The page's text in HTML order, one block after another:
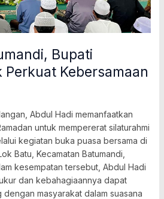
Bupati
Perkuat Kebersamaan
Abdul Hadi memanfaatkan
untuk mempererat silaturahmi
kegiatan buka puasa bersama di
Batu, Kecamatan Batumandi,
kesempatan tersebut, Abdul Hadi
dan kebahagiaannya dapat
dengan masyarakat dalam suasana